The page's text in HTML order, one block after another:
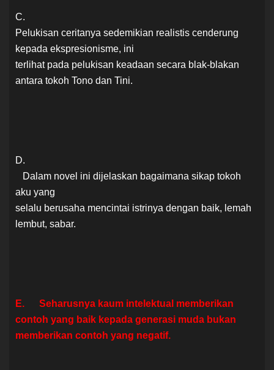
C.
Pelukisan ceritanya sedemikian realistis cenderung
kepada ekspresionisme, ini
terlihat pada pelukisan keadaan secara blak-blakan
antara tokoh Tono dan Tini.
D.
Dalam novel ini dijelaskan bagaimana sikap tokoh
aku yang
selalu berusaha mencintai istrinya dengan baik, lemah
lembut, sabar.
E. Seharusnya kaum intelektual memberikan
contoh yang baik kepada generasi muda bukan
memberikan contoh yang negatif.